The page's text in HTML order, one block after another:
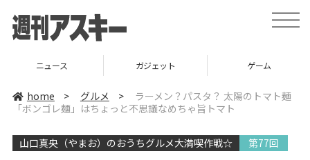
t
o
v
i
ニュース ガジェット ゲーム
home > グルメ >
ラーメン？パスタ？ 太陽のトマト麺
「ボンゴレ麺」はちょっと不思議なめちゃ旨トマト
山口真央（やまお）のおうちグルメ大満喫作戦☆ 第77回